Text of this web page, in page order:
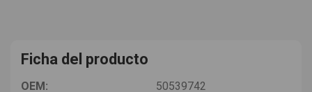
Ficha del producto
OEM:
50539742